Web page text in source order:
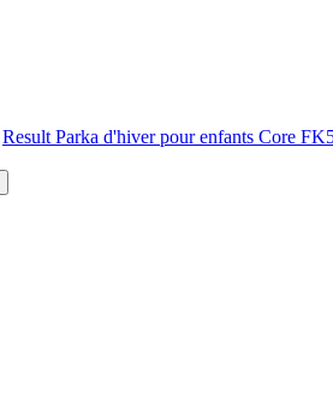
Result Parka d'hiver pour enfants Core